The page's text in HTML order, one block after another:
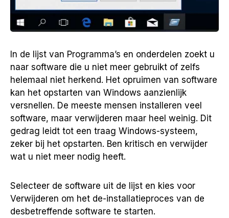
In de lijst van Programma’s en onderdelen zoekt u
naar software die u niet meer gebruikt of zelfs
helemaal niet herkend. Het opruimen van software
kan het opstarten van Windows aanzienlijk
versnellen. De meeste mensen installeren veel
software, maar verwijderen maar heel weinig. Dit
gedrag leidt tot een traag Windows-systeem,
zeker bij het opstarten. Ben kritisch en verwijder
wat u niet meer nodig heeft.
Selecteer de software uit de lijst en kies voor
Verwijderen om het de-installatieproces van de
desbetreffende software te starten.